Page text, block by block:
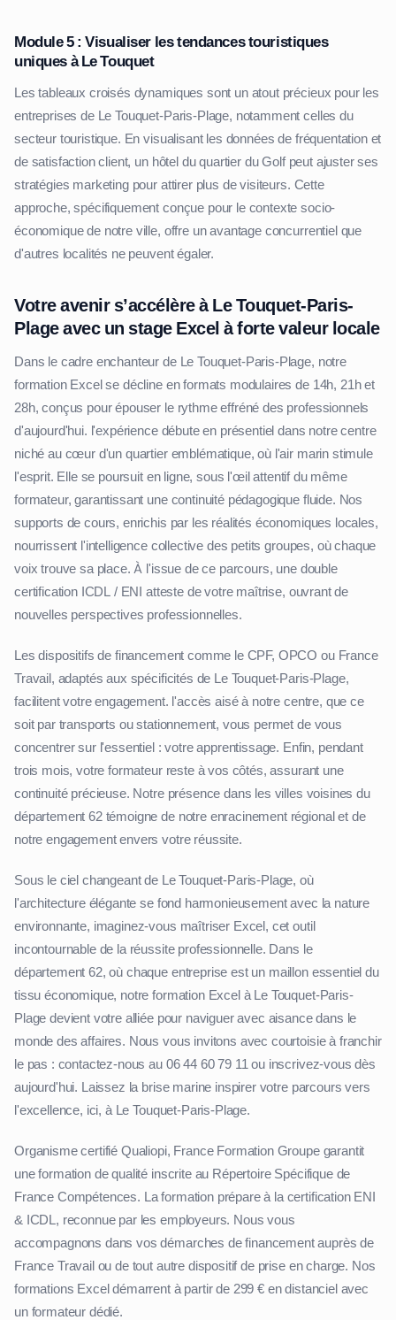
Module 5 : Visualiser les tendances touristiques
uniques à Le Touquet
Les tableaux croisés dynamiques sont un atout précieux pour les
entreprises de Le Touquet-Paris-Plage, notamment celles du
secteur touristique. En visualisant les données de fréquentation et
de satisfaction client, un hôtel du quartier du Golf peut ajuster ses
stratégies marketing pour attirer plus de visiteurs. Cette
approche, spécifiquement conçue pour le contexte socio-
économique de notre ville, offre un avantage concurrentiel que
d'autres localités ne peuvent égaler.
Votre avenir s’accélère à Le Touquet-Paris-
Plage avec un stage Excel à forte valeur locale
Dans le cadre enchanteur de Le Touquet-Paris-Plage, notre
formation Excel se décline en formats modulaires de 14h, 21h et
28h, conçus pour épouser le rythme effréné des professionnels
d'aujourd'hui. l'expérience débute en présentiel dans notre centre
niché au cœur d'un quartier emblématique, où l'air marin stimule
l'esprit. Elle se poursuit en ligne, sous l'œil attentif du même
formateur, garantissant une continuité pédagogique fluide. Nos
supports de cours, enrichis par les réalités économiques locales,
nourrissent l'intelligence collective des petits groupes, où chaque
voix trouve sa place. À l'issue de ce parcours, une double
certification ICDL / ENI atteste de votre maîtrise, ouvrant de
nouvelles perspectives professionnelles.
Les dispositifs de financement comme le CPF, OPCO ou France
Travail, adaptés aux spécificités de Le Touquet-Paris-Plage,
facilitent votre engagement. l'accès aisé à notre centre, que ce
soit par transports ou stationnement, vous permet de vous
concentrer sur l'essentiel : votre apprentissage. Enfin, pendant
trois mois, votre formateur reste à vos côtés, assurant une
continuité précieuse. Notre présence dans les villes voisines du
département 62 témoigne de notre enracinement régional et de
notre engagement envers votre réussite.
Sous le ciel changeant de Le Touquet-Paris-Plage, où
l'architecture élégante se fond harmonieusement avec la nature
environnante, imaginez-vous maîtriser Excel, cet outil
incontournable de la réussite professionnelle. Dans le
département 62, où chaque entreprise est un maillon essentiel du
tissu économique, notre formation Excel à Le Touquet-Paris-
Plage devient votre alliée pour naviguer avec aisance dans le
monde des affaires. Nous vous invitons avec courtoisie à franchir
le pas : contactez-nous au 06 44 60 79 11 ou inscrivez-vous dès
aujourd'hui. Laissez la brise marine inspirer votre parcours vers
l'excellence, ici, à Le Touquet-Paris-Plage.
Organisme certifié Qualiopi, France Formation Groupe garantit
une formation de qualité inscrite au Répertoire Spécifique de
France Compétences. La formation prépare à la certification ENI
& ICDL, reconnue par les employeurs. Nous vous
accompagnons dans vos démarches de financement auprès de
France Travail ou de tout autre dispositif de prise en charge. Nos
formations Excel démarrent à partir de 299 € en distanciel avec
un formateur dédié.